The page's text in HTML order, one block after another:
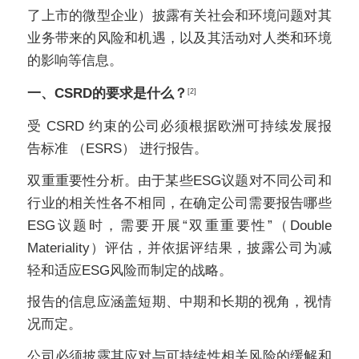
了上市的微型企业）披露有关社会和环境问题对其
业务带来的风险和机遇，以及其活动对人类和环境
的影响等信息。
一、CSRD的要求是什么？[2]
受 CSRD约束的公司必须根据欧洲可持续发展报
告标准 （ESRS） 进行报告。
双重重要性分析。由于某些ESG议题对不同公司和
行业的相关性各不相同，在确定公司需要报告哪些
ESG 议题时，需要开展“双重重要性”（ Double
Materiality）评估，并依据评结果，披露公司为减
轻和适应ESG风险而制定的战略。
报告的信息应涵盖短期、中期和长期的视角，视情
况而定。
公司必须披露其应对与可持续性相关风险的缓解和